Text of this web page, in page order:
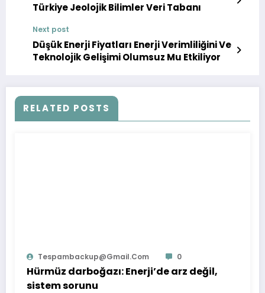
Türkiye Jeolojik Bilimler Veri Tabanı
Next post
Düşük Enerji Fiyatları Enerji Verimliliğini Ve
Teknolojik Gelişimi Olumsuz Mu Etkiliyor
RELATED POSTS
Tespambackup@gmail.com 0
Hürmüz darboğazı: Enerji’de arz değil,
sistem sorunu